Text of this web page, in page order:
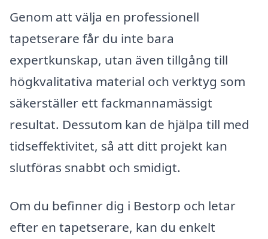
Genom att välja en professionell
tapetserare får du inte bara
expertkunskap, utan även tillgång till
högkvalitativa material och verktyg som
säkerställer ett fackmannamässigt
resultat. Dessutom kan de hjälpa till med
tidseffektivitet, så att ditt projekt kan
slutföras snabbt och smidigt.
Om du befinner dig i Bestorp och letar
efter en tapetserare, kan du enkelt